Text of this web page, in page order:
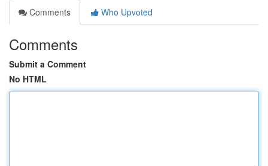
Comments
Who Upvoted
Comments
Submit a Comment
No HTML